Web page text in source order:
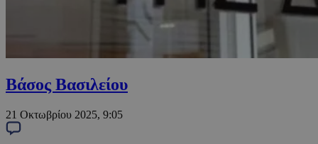
Βάσος Βασιλείου
21 Οκτωβρίου 2025, 9:05